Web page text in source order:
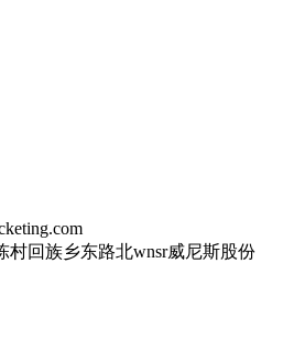
村回族乡东路北wnsr威尼斯股份